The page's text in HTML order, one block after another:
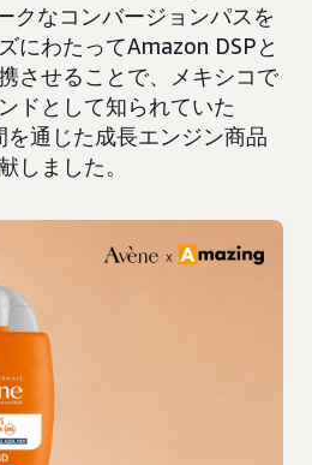
クなコンバージョンパスを
にわたってAmazon DSPと
させることで、メキシコで
ドとして知られていた
通じた成長エンジン商品
しました。